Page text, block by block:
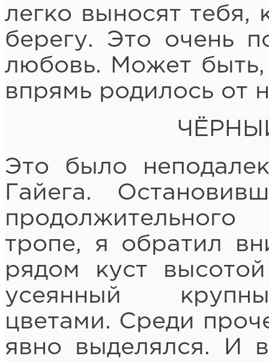
легко выносят тебя,
берегу. Это очень
любовь. Может быть,
впрямь родилось от
Это было
Гайега.
тропе, я обратил
рядом куст
усеянный
цветами. Среди
явно выделялся. И